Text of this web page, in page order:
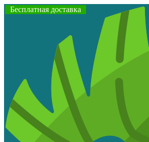
Бесплатная доставка
Бесплатная доставка